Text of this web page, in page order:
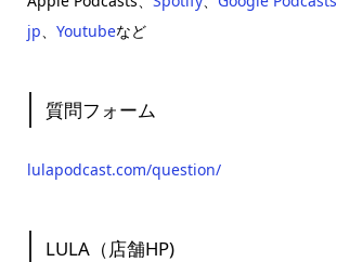
jp、 Youtubeなど
質問フォーム
lulapodcast.com/question/
LULA（店舗HP)